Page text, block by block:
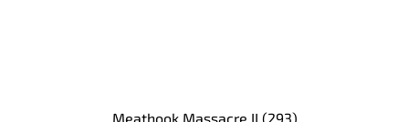
Meathook Massacre II (293)